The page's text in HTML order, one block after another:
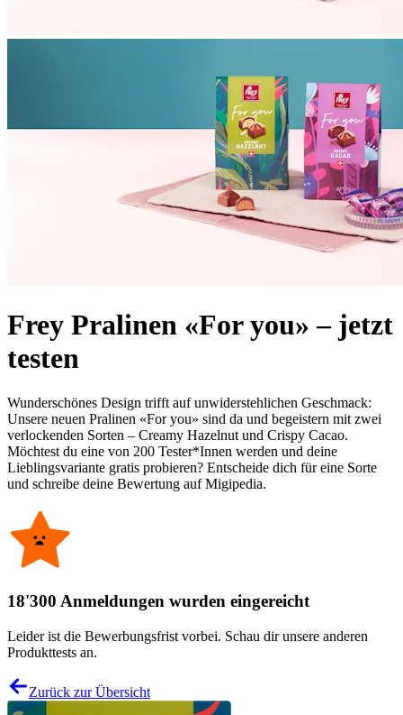
Frey Pralinen «For you» – jetzt
testen
Wunderschönes Design trifft auf unwiderstehlichen Geschmack:
Unsere neuen Pralinen «For you» sind da und begeistern mit zwei
verlockenden Sorten – Creamy Hazelnut und Crispy Cacao.
Möchtest du eine von 200 Tester*Innen werden und deine
Lieblingsvariante gratis probieren? Entscheide dich für eine Sorte
und schreibe deine Bewertung auf Migipedia.
18'300 Anmeldungen wurden eingereicht
Leider ist die Bewerbungsfrist vorbei. Schau dir unsere anderen
Produkttests an.
Zurück zur Übersicht